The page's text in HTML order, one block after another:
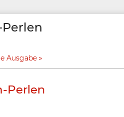
Ausgabe
Perlen